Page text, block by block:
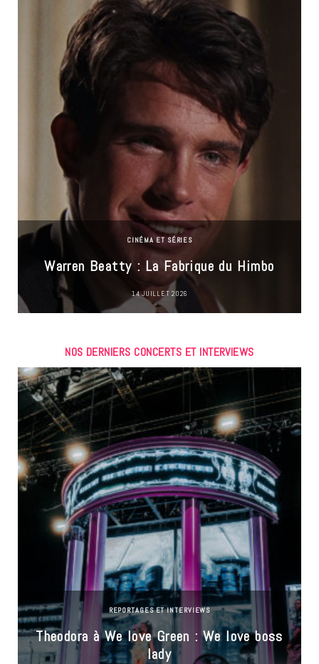
CINÉMA ET SÉRIES
Warren Beatty : La Fabrique du Himbo
14 JUILLET 2026
NOS DERNIERS CONCERTS ET INTERVIEWS
REPORTAGES ET INTERVIEWS
Theodora à We love Green : We love boss
lady